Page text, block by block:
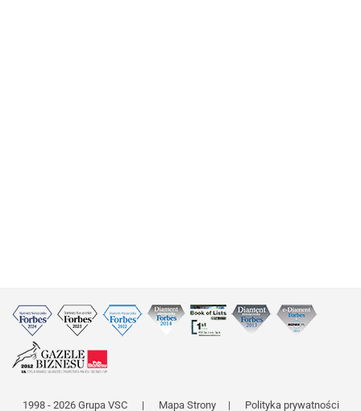
1998 - 2026 Grupa VSC | Mapa Strony | Polityka prywatności